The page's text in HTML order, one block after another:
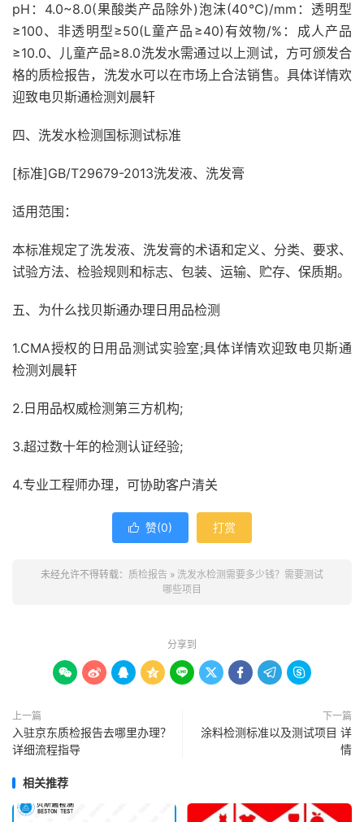
pH：4.0~8.0(果酸类产品除外)泡沫(40℃)/mm：透明型
≥100、非透明型≥50(L童产品≥40)有效物/%：成人产品
≥10.0、儿童产品≥8.0洗发水需通过以上测试，方可颁发合
格的质检报告，洗发水可以在市场上合法销售。具体详情欢
迎致电贝斯通检测刘晨轩
四、洗发水检测国标测试标准
[标准]GB/T29679-2013洗发液、洗发膏
适用范围：
本标准规定了洗发液、洗发膏的术语和定义、分类、要求、
试验方法、检验规则和标志、包装、运输、贮存、保质期。
五、为什么找贝斯通办理日用品检测
1.CMA授权的日用品测试实验室;具体详情欢迎致电贝斯通
检测刘晨轩
2.日用品权威检测第三方机构;
3.超过数十年的检测认证经验;
4.专业工程师办理，可协助客户清关
 赞(0) 打赏
未经允许不得转载： 质检报告 » 洗发水检测需要多少钱？需要测试
哪些项目
分享到
        
上一篇
入驻京东质检报告去哪里办理？
详细流程指导
下一篇
涂料检测标准以及测试项目 详
情
相关推荐